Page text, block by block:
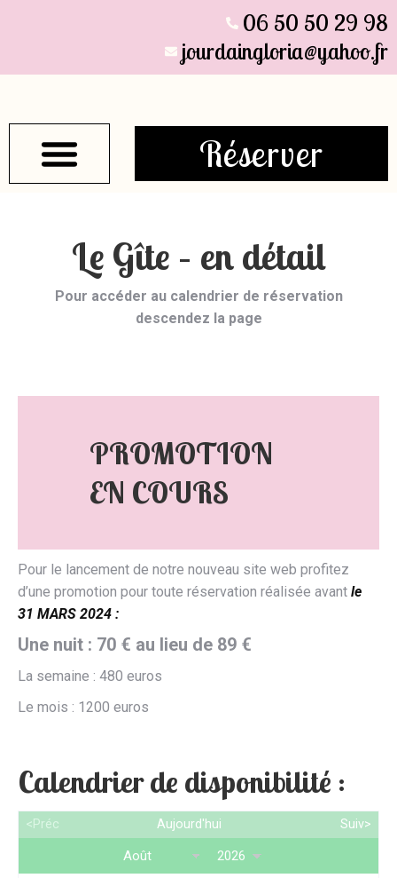
06 50 50 29 98
jourdaingloria@yahoo.fr
Réserver
Le Gîte – en détail
Pour accéder au calendrier de réservation
descendez la page
PROMOTION
EN COURS
Pour le lancement de notre nouveau site web profitez
d’une promotion pour toute réservation réalisée avant le
31 MARS 2024 :
Une nuit : 70 € au lieu de 89 €
La semaine : 480 euros
Le mois : 1200 euros
Calendrier de disponibilité :
<Préc Aujourd'hui Suiv>